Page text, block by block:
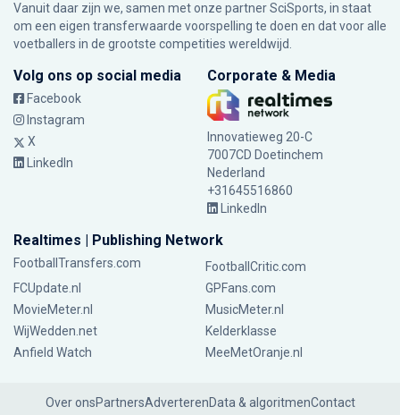
Vanuit daar zijn we, samen met onze partner SciSports, in staat
om een eigen transferwaarde voorspelling te doen en dat voor alle
voetballers in de grootste competities wereldwijd.
Volg ons op social media
Facebook
Instagram
X
LinkedIn
Corporate & Media
Innovatieweg 20-C
7007CD Doetinchem
Nederland
+31645516860
LinkedIn
Realtimes | Publishing Network
FootballTransfers.com
FootballCritic.com
FCUpdate.nl
GPFans.com
MovieMeter.nl
MusicMeter.nl
WijWedden.net
Kelderklasse
Anfield Watch
MeeMetOranje.nl
Over onsPartnersAdverterenData & algoritmenContact